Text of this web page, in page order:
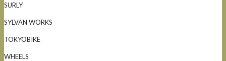
SURLY
SYLVAN WORKS
TOKYOBIKE
WHEELS